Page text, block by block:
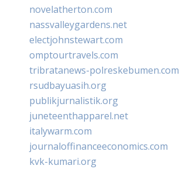
novelatherton.com
nassvalleygardens.net
electjohnstewart.com
omptourtravels.com
tribratanews-polreskebumen.com
rsudbayuasih.org
publikjurnalistik.org
juneteenthapparel.net
italywarm.com
journaloffinanceeconomics.com
kvk-kumari.org